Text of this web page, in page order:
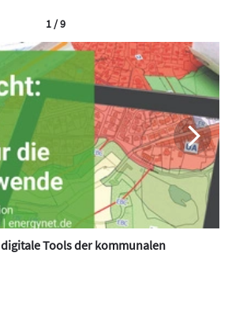
Tools der kommunalen
1 / 9